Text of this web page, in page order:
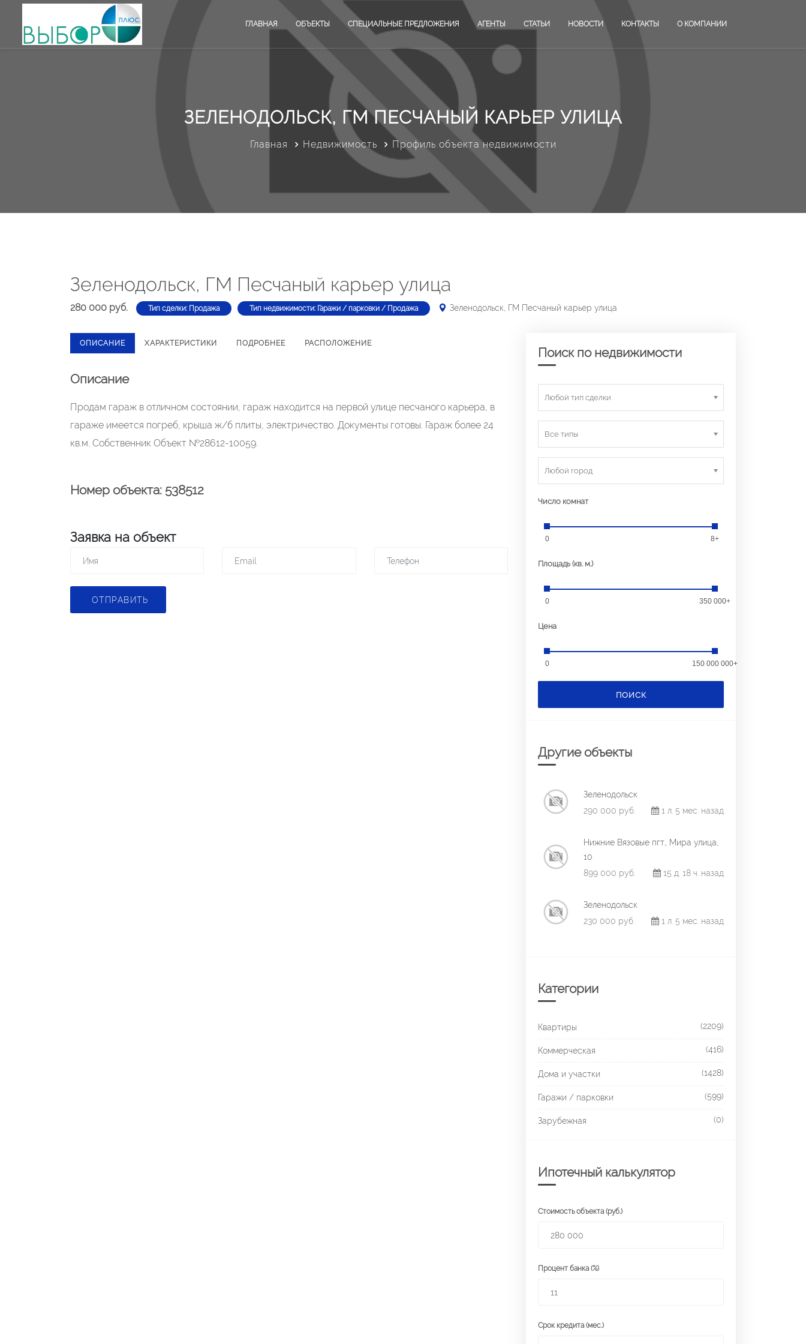
ГЛАВНАЯ ОБЪЕКТЫ СПЕЦИАЛЬНЫЕ ПРЕДЛОЖЕНИЯ АГЕНТЫ СТАТЬИ НОВОСТИ КОНТАКТЫ О КОМПАНИИ
ЗЕЛЕНОДОЛЬСК, ГМ ПЕСЧАНЫЙ КАРЬЕР УЛИЦА
Главная Недвижимость Профиль объекта недвижимости
Зеленодольск, ГМ Песчаный карьер улица
280 000 руб. Тип сделки: Продажа Тип недвижимости: Гаражи / парковки / Продажа Зеленодольск, ГМ Песчаный карьер улица
ОПИСАНИЕ ХАРАКТЕРИСТИКИ ПОДРОБНЕЕ РАСПОЛОЖЕНИЕ
Описание
Продам гараж в отличном состоянии, гараж находится на первой улице песчаного карьера, в
гараже имеется погреб, крыша ж/б плиты, электричество. Документы готовы. Гараж более 24
кв.м. Собственник Объект №28612-10059.
Номер объекта: 538512
Заявка на объект
ОТПРАВИТЬ
Поиск по недвижимости
Любой тип сделки
Все типы
Любой город
Число комнат
0 8+
Площадь (кв. м.)
0 350 000+
Цена
0 150 000 000+
ПОИСК
Другие объекты
Зеленодольск
290 000 руб.
1 л. 5 мес. назад
Нижние Вязовые пгт., Мира улица,
10
899 000 руб.
15 д. 18 ч. назад
Зеленодольск
230 000 руб.
1 л. 5 мес. назад
Категории
Квартиры (2209)
Коммерческая (416)
Дома и участки (1428)
Гаражи / парковки (599)
Зарубежная (0)
Ипотечный калькулятор
Стоимость объекта (руб.)
Процент банка (%)
Срок кредита (мес.)